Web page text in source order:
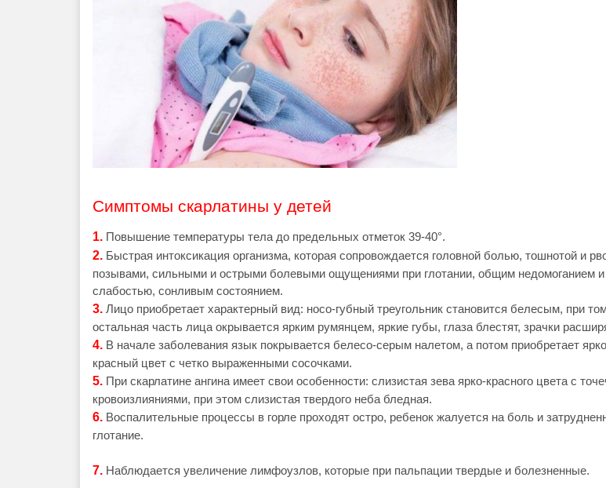
Симптомы скарлатины у детей
1. Повышение температуры тела до предельных отметок 39-40°.
2. Быстрая интоксикация организма, которая сопровождается головной болью, тошнотой и
позывами, сильными и острыми болевыми ощущениями при глотании, общим недомоганием и
слабостью, сонливым состоянием.
3. Лицо приобретает характерный вид: носо-губный треугольник становится белесым, при
остальная часть лица окрывается ярким румянцем, яркие губы, глаза блестят, зрачки
4. В начале заболевания язык покрывается белесо-серым налетом, а потом приобретает
красный цвет с четко выраженными сосочками.
5. При скарлатине ангина имеет свои особенности: слизистая зева ярко-красного цвета с
кровоизлияниями, при этом слизистая твердого неба бледная.
6. Воспалительные процессы в горле проходят остро, ребенок жалуется на боль и
глотание.
7. Наблюдается увеличение лимфоузлов, которые при пальпации твердые и болезненные.